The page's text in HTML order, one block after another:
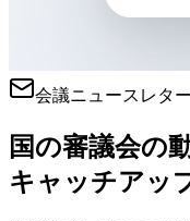
会議ニュースレター
国の審議会の
キャッチアッ